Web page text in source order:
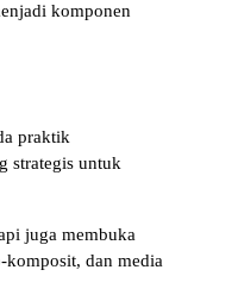
komponen
praktik
strategis untuk
juga membuka
komposit, dan media